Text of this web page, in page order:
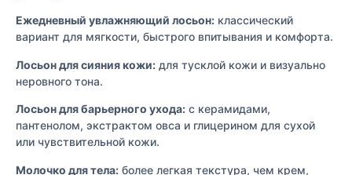
Ежедневный увлажняющий лосьон: классический
вариант для мягкости, быстрого впитывания и комфорта.
Лосьон для сияния кожи: для тусклой кожи и визуально
неровного тона.
Лосьон для барьерного ухода: с керамидами,
пантенолом, экстрактом овса и глицерином для сухой
или чувствительной кожи.
Молочко для тела: более легкая текстура, чем крем,